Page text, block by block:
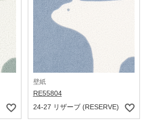
壁紙
RE55804
24-27 リザーブ (RESERVE)